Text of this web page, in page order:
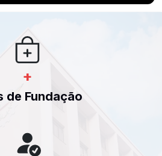
+
de Fundação